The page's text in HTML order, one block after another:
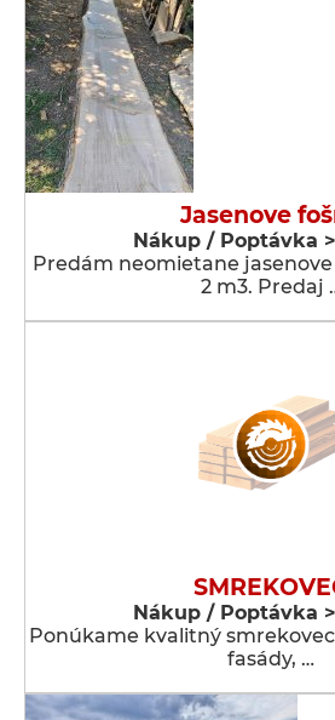
Jasenove
Nákup / Poptávka
Predám neomietane
2 m3. Predaj
Nákup / Poptávka
Ponúkame kvalitný
fasády, …